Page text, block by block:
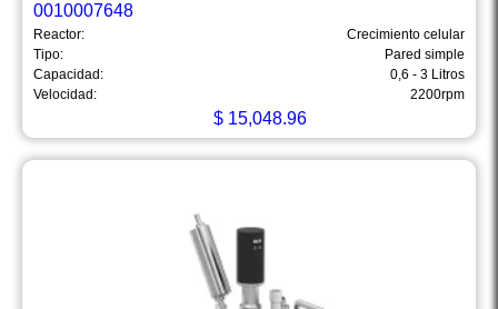
0010007648
Reactor:
Crecimiento celular
Tipo:
Pared simple
Capacidad:
0,6 - 3 Litros
Velocidad:
2200rpm
$ 15,048.96